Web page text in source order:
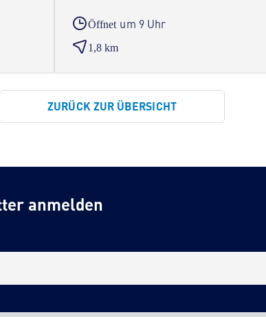
Öffnet um 9 Uhr
1,8 km
ZURÜCK ZUR ÜBERSICHT
anmelden